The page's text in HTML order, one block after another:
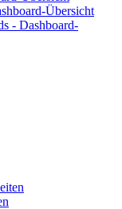
Übersicht
- Dashboard-